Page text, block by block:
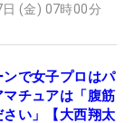
(金) 07時00分
で女子プロはパ
チュアは「腹筋
い」【大西翔太